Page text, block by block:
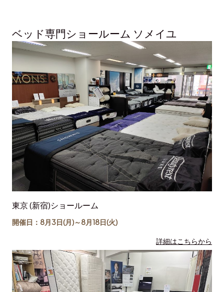
ベッド専門ショールーム ソメイユ
東京 (新宿)ショールーム
開催日：8月3日(月)～8月18日(火)
詳細はこちらから